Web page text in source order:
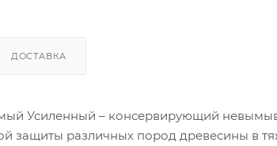
ДОСТАВКА
Усиленный – консервирующий
защиты различных пород древесины в